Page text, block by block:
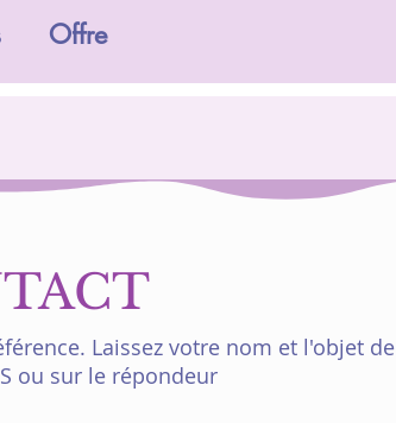
Offre
Laissez votre nom et l'objet de
ou sur le répondeur